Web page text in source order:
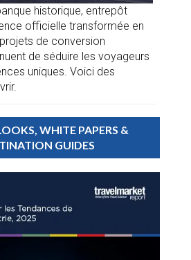
historique, entrepôt
officielle transformée en
de conversion
de séduire les voyageurs
uniques. Voici des
WHITE PAPERS &
GUIDES